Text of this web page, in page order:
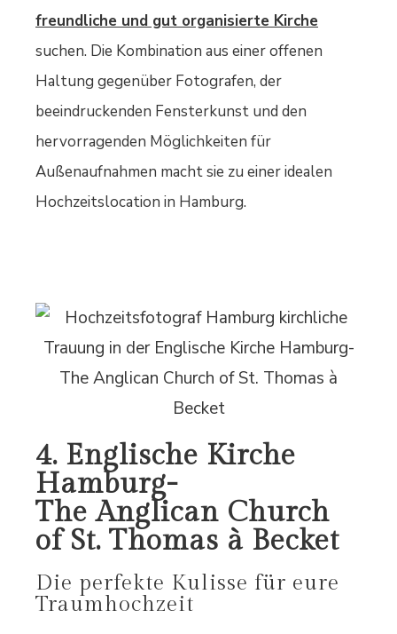
freundliche und gut organisierte Kirche
suchen. Die Kombination aus einer offenen
Haltung gegenüber Fotografen, der
beeindruckenden Fensterkunst und den
hervorragenden Möglichkeiten für
Außenaufnahmen macht sie zu einer idealen
Hochzeitslocation in Hamburg.
4. Englische Kirche
Hamburg-
The Anglican Church
of St. Thomas à Becket
Die perfekte Kulisse für eure
Traumhochzeit